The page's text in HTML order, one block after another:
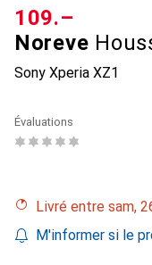
Noreve
Sony Xperia XZ1
CHF
109.–
Évaluations
Livré entre sam,
M'informer si le